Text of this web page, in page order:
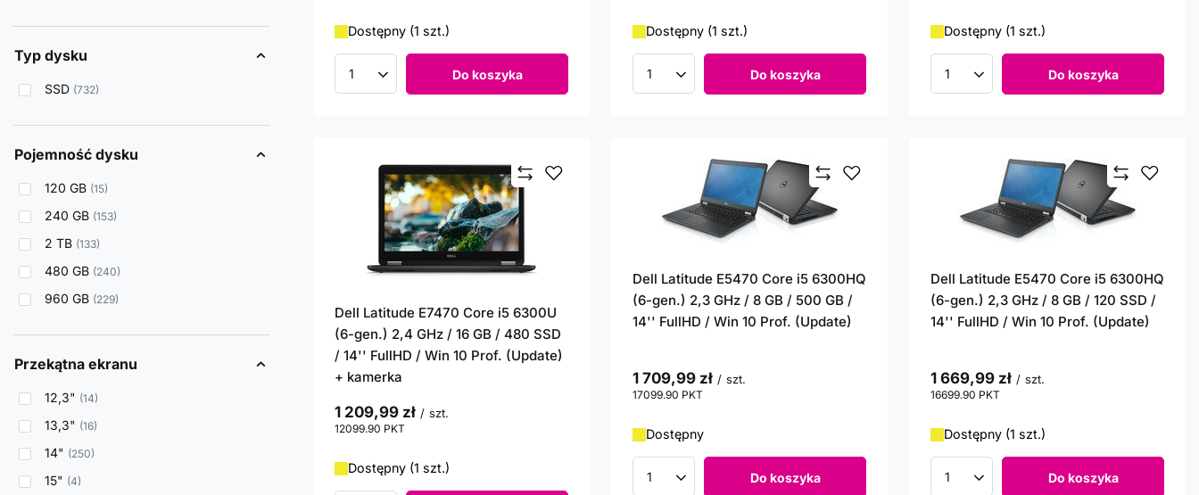
Typ dysku
SSD 732
Pojemność dysku
120 GB 15
240 GB 153
2 TB 133
480 GB 240
960 GB 229
Przekątna ekranu
12,3" 14
13,3" 16
14" 250
15" 4
Dostępny (1 szt.)
Ilość produktów Do koszyka
Dostępny (1 szt.)
Ilość produktów Do koszyka
Dostępny (1 szt.)
Ilość produktów Do koszyka
Dell Latitude E7470 Core i5 6300U
(6-gen.) 2,4 GHz / 16 GB / 480 SSD
/ 14'' FullHD / Win 10 Prof. (Update)
+ kamerka
1 209,99 zł / szt.
12099.90 PKT
Dostępny (1 szt.)
Dell Latitude E5470 Core i5 6300HQ
(6-gen.) 2,3 GHz / 8 GB / 500 GB /
14'' FullHD / Win 10 Prof. (Update)
1 709,99 zł / szt.
17099.90 PKT
Dostępny
Ilość produktów Do koszyka
Dell Latitude E5470 Core i5 6300HQ
(6-gen.) 2,3 GHz / 8 GB / 120 SSD /
14'' FullHD / Win 10 Prof. (Update)
1 669,99 zł / szt.
16699.90 PKT
Dostępny (1 szt.)
Ilość produktów Do koszyka